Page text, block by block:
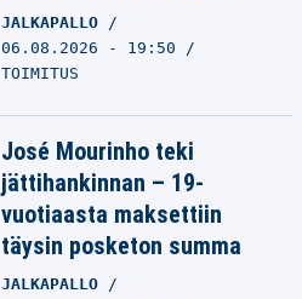
JALKAPALLO
06.08.2026 - 19:50
TOIMITUS
José Mourinho teki
jättihankinnan – 19-
vuotiaasta maksettiin
täysin posketon summa
JALKAPALLO